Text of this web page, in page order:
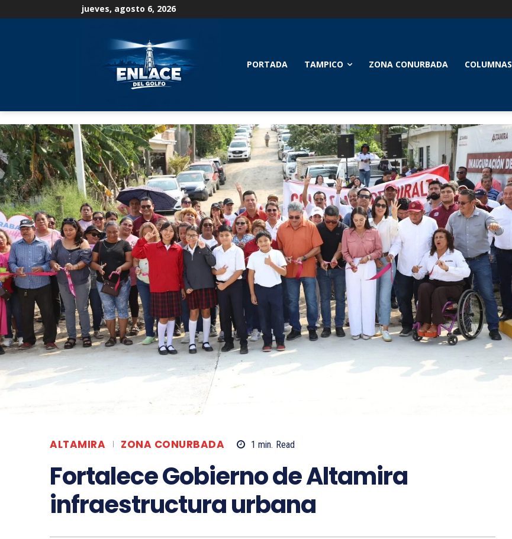
jueves, agosto 6, 2026
PORTADA TAMPICO ZONA CONURBADA COLUMNAS
ALTAMIRA ZONA CONURBADA 1 min. Read
Fortalece Gobierno de Altamira
infraestructura urbana